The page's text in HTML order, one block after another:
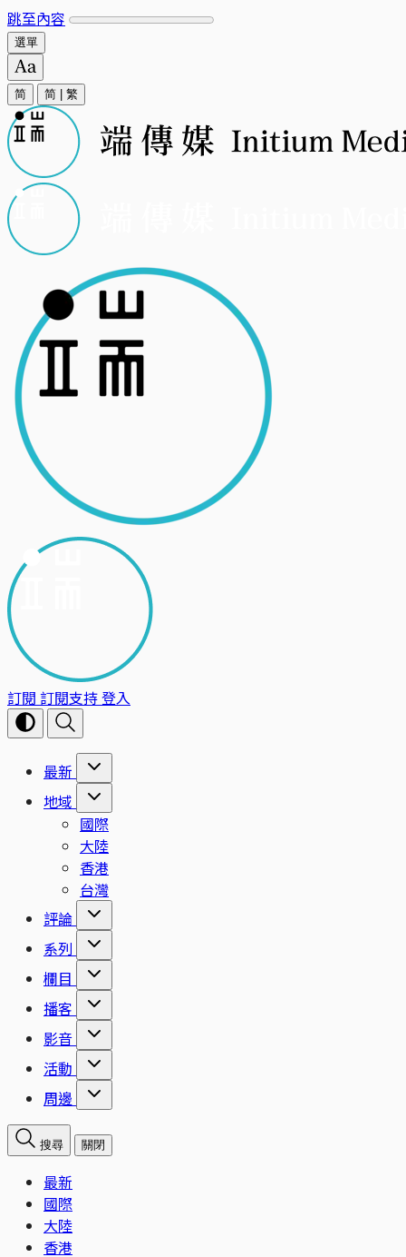
跳至內容
選單
简 简 繁
訂閱 訂閱支持登入
最新
地域
國際
大陸
香港
台灣
評論
系列
欄目
播客
影音
活動
周邊
搜尋 關閉
最新
國際
大陸
香港